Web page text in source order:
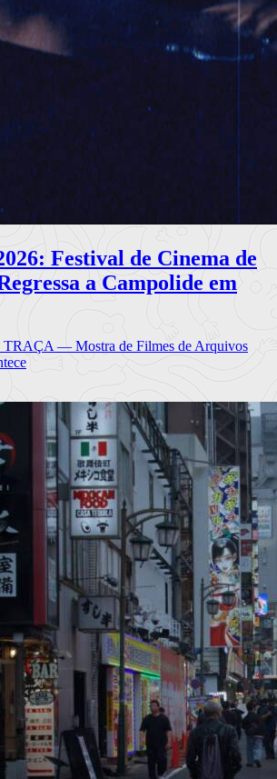
Festival de Cinema de
a Campolide em
TRAÇA — Mostra de Filmes de Arquivos